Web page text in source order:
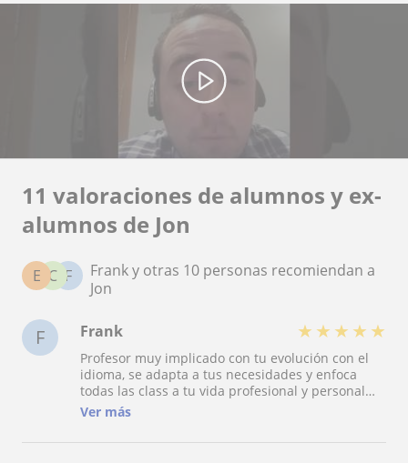
11 valoraciones de alumnos y ex-
alumnos de Jon
F
C
E
Frank y otras 10 personas recomiendan a
Jon
F Frank ★ ★ ★ ★ ★
Profesor muy implicado con tu evolución con el
idioma, se adapta a tus necesidades y enfoca
todas las class a tu vida profesional y personal
con el idioma. Además siempre tiene un
consulta que tengas, fuera de las clases y sabe
Ver más